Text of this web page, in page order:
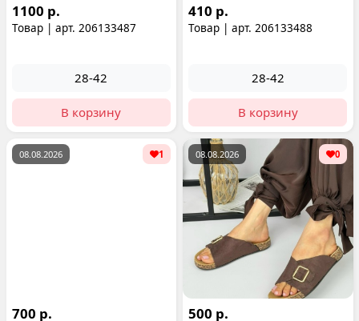
1100 р.
Товар | арт. 206133487
28-42
В корзину
410 р.
Товар | арт. 206133488
28-42
В корзину
08.08.2026 1
700 р.
08.08.2026 0
500 р.